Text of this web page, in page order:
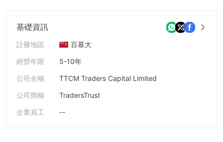
基礎資訊
註冊地區
百慕大
經營年限
5-10年
公司全稱
TTCM Traders Capital Limited
公司簡稱
TradersTrust
企業員工
--